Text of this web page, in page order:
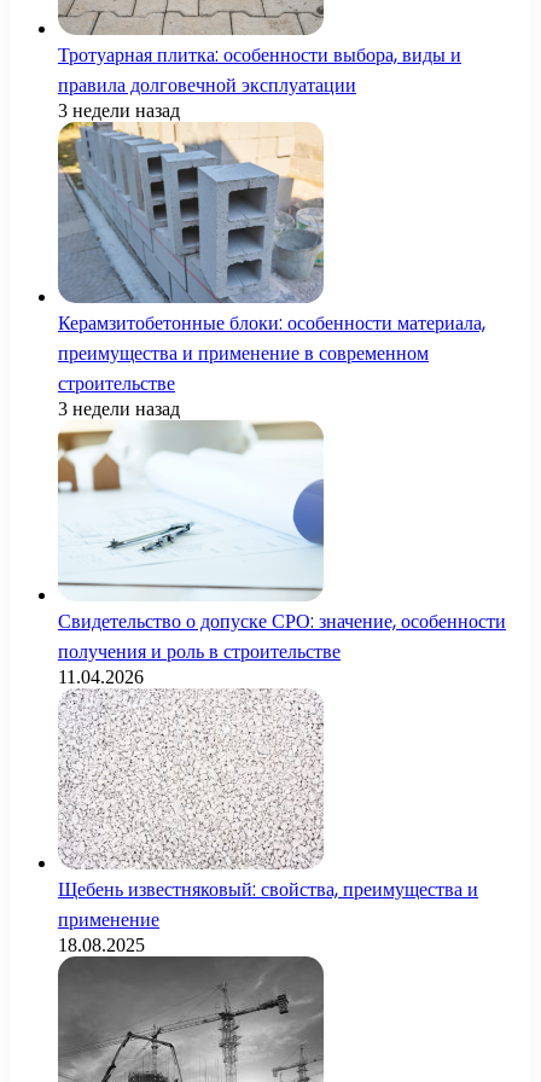
Тротуарная плитка: особенности выбора, виды и
правила долговечной эксплуатации
3 недели назад
Керамзитобетонные блоки: особенности материала,
преимущества и применение в современном
строительстве
3 недели назад
Свидетельство о допуске СРО: значение, особенности
получения и роль в строительстве
11.04.2026
Щебень известняковый: свойства, преимущества и
применение
18.08.2025